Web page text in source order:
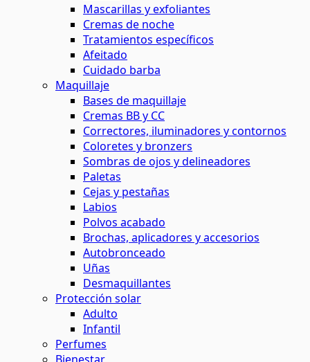
Mascarillas y exfoliantes
Cremas de noche
Tratamientos específicos
Afeitado
Cuidado barba
Maquillaje
Bases de maquillaje
Cremas BB y CC
Correctores, iluminadores y contornos
Coloretes y bronzers
Sombras de ojos y delineadores
Paletas
Cejas y pestañas
Labios
Polvos acabado
Brochas, aplicadores y accesorios
Autobronceado
Uñas
Desmaquillantes
Protección solar
Adulto
Infantil
Perfumes